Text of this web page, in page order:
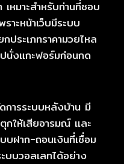
หมาะสำหรับท่านที่ชอบ
าะหน้าเว็บมีระบบ
ระเภทราคามวยไหล
ปนั่งแกะฟอร์มก่อนกด
การระบบหลังบ้าน มี
กให้เสียอารมณ์ และ
บบฝาก-ถอนเงินที่เชื่อม
บบวอลเลทได้อย่าง